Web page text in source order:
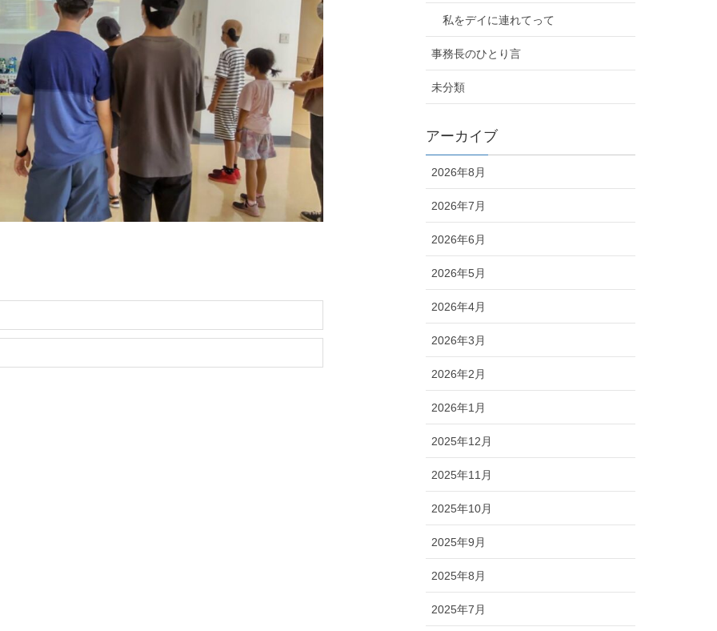
私をデイに連れてって
事務長のひとり言
未分類
アーカイブ
2026年8月
2026年7月
2026年6月
2026年5月
2026年4月
2026年3月
2026年2月
2026年1月
2025年12月
2025年11月
2025年10月
2025年9月
2025年8月
2025年7月